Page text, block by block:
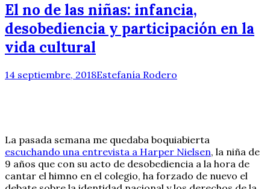
El no de las niñas: infancia,
desobediencia y participación en la
vida cultural
14 septiembre, 2018Estefanía Rodero
La pasada semana me quedaba boquiabierta
escuchando una entrevista a Harper Nielsen, la niña de
9 años que con su acto de desobediencia a la hora de
cantar el himno en el colegio, ha forzado de nuevo el